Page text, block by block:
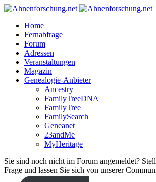
Home
Fernabfrage
Forum
Adressen
Veranstaltungen
Magazin
Genealogie-Anbieter
Ancestry
FamilyTreeDNA
FamilyTree
FamilySearch
Geneanet
23andMe
MyHeritage
Sie sind noch nicht im Forum angemeldet?
Frage und lassen Sie sich von unserer